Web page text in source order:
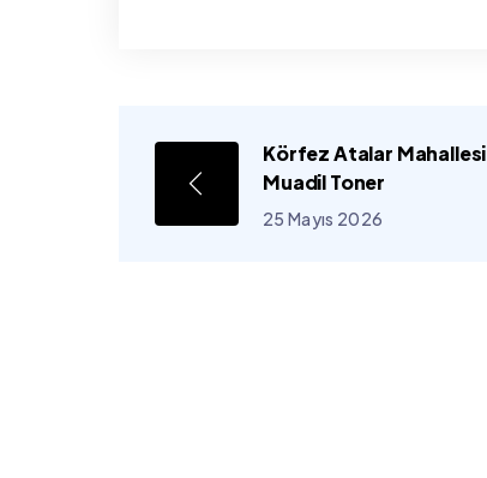
Körfez Atalar Mahallesi
Muadil Toner
25 Mayıs 2026